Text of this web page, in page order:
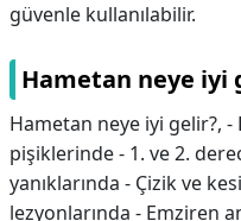
güvenle kullanılabilir.
Hametan neye iyi
Hametan neye iyi gelir?, -
pişiklerinde - 1. ve 2.
yanıklarında - Çizik ve
lezyonlarında - Emziren